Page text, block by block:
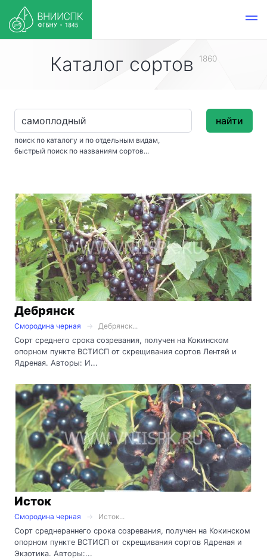
Каталог сортов 1860
поиск по каталогу и по отдельным видам,
быстрый поиск по названиям сортов...
найти
Дебрянск
Смородина черная
Дебрянск...
Сорт среднего срока созревания, получен на Кокинском
опорном пункте ВСТИСП от скрещивания сортов Лентяй и
Ядреная. Авторы: И...
Исток
Смородина черная
Исток...
Сорт среднераннего срока созревания, получен на Кокинском
опорном пункте ВСТИСП от скрещивания сортов Ядреная и
Экзотика. Авторы:...